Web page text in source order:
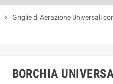
chevron_right
Griglie di Aerazione Universali
BORCHIA